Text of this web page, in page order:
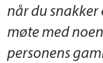
når du
møte med
personens